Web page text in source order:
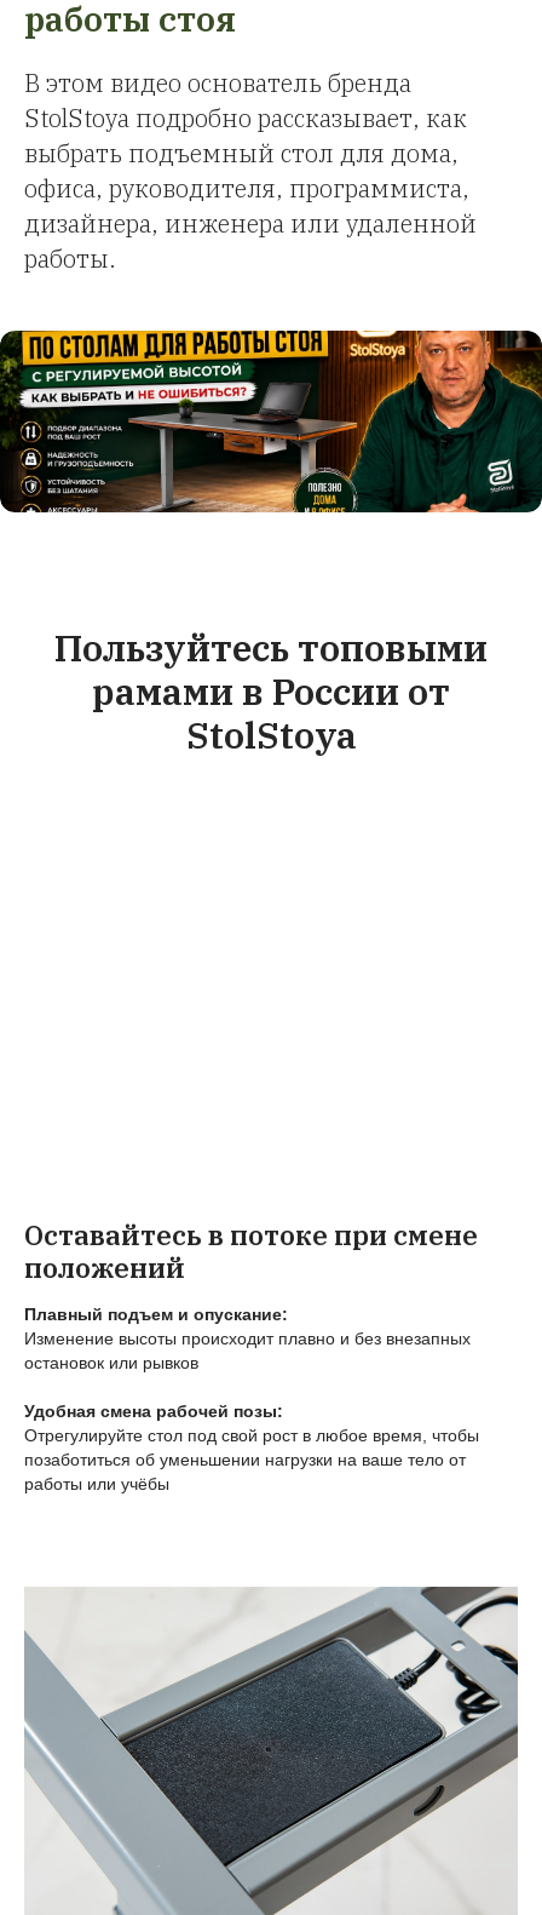
работы стоя
В этом видео основатель бренда
StolStoya подробно рассказывает, как
выбрать подъемный стол для дома,
офиса, руководителя, программиста,
дизайнера, инженера или удаленной
работы.
Пользуйтесь топовыми
рамами в России от
StolStoya
Оставайтесь в потоке при смене
положений
Плавный подъем и опускание:
Изменение высоты происходит плавно и без внезапных
остановок или рывков
Удобная смена рабочей позы:
Отрегулируйте стол под свой рост в любое время, чтобы
позаботиться об уменьшении нагрузки на ваше тело от
работы или учёбы